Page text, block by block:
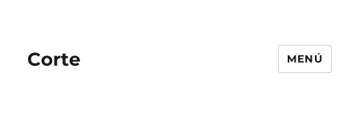
Corte MENÚ